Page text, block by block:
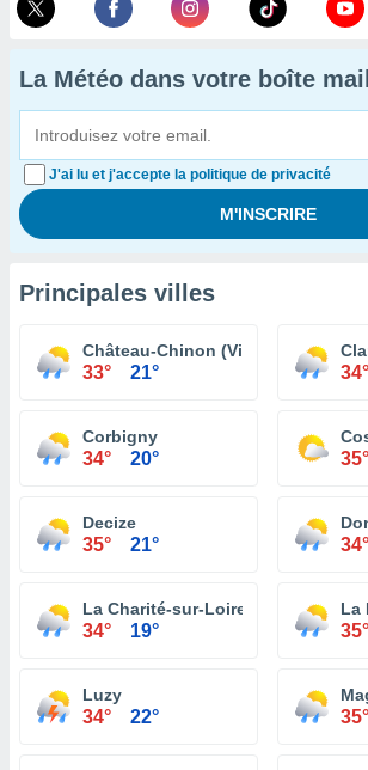
La Météo dans votre boîte mail
J'ai lu et j'accepte la politique de privacité
Principales villes
Château-Chinon (Ville)
33° 21° 34°
Corbigny
34° 20° 35°
Decize
35° 21° 34°
La Charité-sur-Loire
34° 19°
La
35°
Luzy
34° 22° 35°